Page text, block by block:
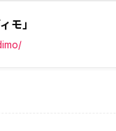
モ」